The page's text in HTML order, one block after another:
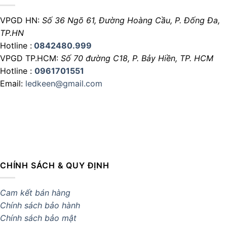
VPGD HN: Số 36 Ngõ 61, Đường Hoàng Cầu, P. Đống Đa,
TP.HN
Hotline : 0842480.999
VPGD TP.HCM: Số 70 đường C18, P. Bảy Hiền, TP. HCM
Hotline : 0961701551
Email: ledkeen@gmail.com
CHÍNH SÁCH & QUY ĐỊNH
Cam kết bán hàng
Chính sách bảo hành
Chính sách bảo mật